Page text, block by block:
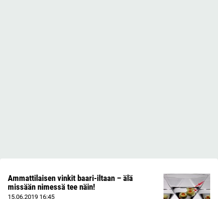
Ammattilaisen vinkit baari-iltaan – älä
missään nimessä tee näin!
15.06.2019 16:45